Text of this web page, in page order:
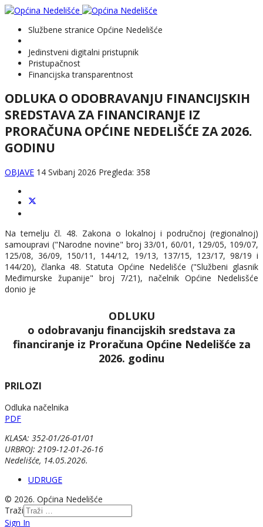
Službene stranice Općine Nedelišće
Jedinstveni digitalni pristupnik
Pristupačnost
Financijska transparentnost
ODLUKA O ODOBRAVANJU FINANCIJSKIH
SREDSTAVA ZA FINANCIRANJE IZ
PRORAČUNA OPĆINE NEDELIŠĆE ZA 2026.
GODINU
OBJAVE 14 Svibanj 2026 Pregleda: 358
Na temelju čl. 48. Zakona o lokalnoj i područnoj (regionalnoj)
samoupravi ("Narodne novine" broj 33/01, 60/01, 129/05, 109/07,
125/08, 36/09, 150/11, 144/12, 19/13, 137/15, 123/17, 98/19 i
144/20), članka 48. Statuta Općine Nedelišće ("Službeni glasnik
Međimurske županije" broj 7/21), načelnik Općine Nedelisšće
donio je
ODLUKU
o odobravanju financijskih sredstava za
financiranje iz Proračuna Općine Nedelišće za
2026. godinu
PRILOZI
Odluka načelnika
PDF
KLASA: 352-01/26-01/01
URBROJ: 2109-12-01-26-16
Nedelišće, 14.05.2026.
UDRUGE
© 2026. Općina Nedelišće
Traži
Sign In